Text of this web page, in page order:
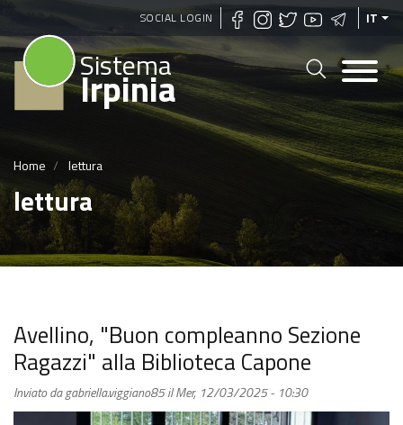
Salta
al
contenuto
principale
SOCIAL LOGIN IT
Sistema
Irpinia
Home lettura
lettura
Avellino, "Buon compleanno Sezione
Ragazzi" alla Biblioteca Capone
Inviato dagabriella.viggiano85ilMer, 12/03/2025 - 10:30